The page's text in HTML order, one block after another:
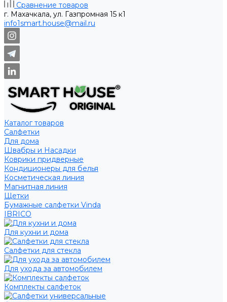
Сравнение товаров
г. Махачкала, ул. Газпромная 15 к1
info1smart.house@mail.ru
Каталог товаров
Салфетки
Для дома
Швабры и Насадки
Коврики придверные
Кондиционеры для белья
Косметическая линия
Магнитная линия
Щетки
Бумажные салфетки Vinda
IBRICO
Для кухни и дома
Салфетки для стекла
Для ухода за автомобилем
Комплекты салфеток